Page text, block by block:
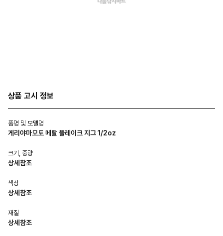
상품 고시 정보
품명 및 모델명
게리야마모토 메탈 플레이크 지그 1/2oz
크기, 중량
상세참조
색상
상세참조
재질
상세참조